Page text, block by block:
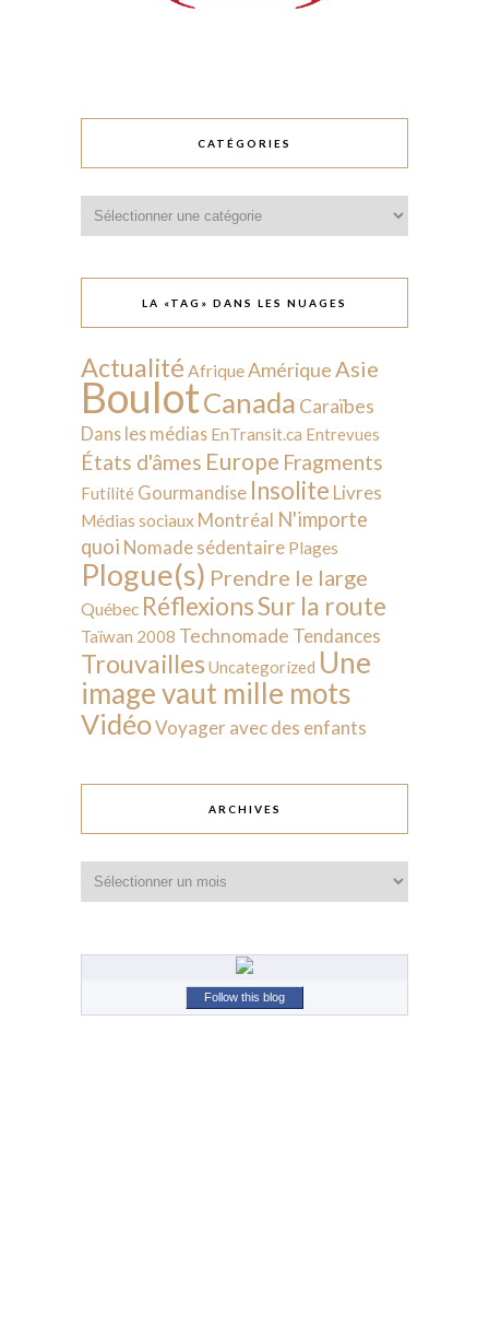
CATÉGORIES
LA «TAG» DANS LES NUAGES
Actualité AfriqueAmérique Asie
BoulotCanada Caraïbes
Dans les médias EnTransit.ca Entrevues
États d'âmes Europe Fragments
Futilité Gourmandise Insolite Livres
Médias sociaux Montréal N'importe
quoi Nomade sédentaire Plages
Plogue(s) Prendre le large
Québec RéflexionsSur la route
Taïwan 2008 Technomade Tendances
Trouvailles Uncategorized Une
image vaut mille mots
VidéoVoyager avec des enfants
ARCHIVES
Follow this blog